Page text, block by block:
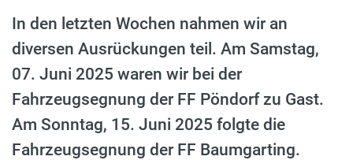
In den letzten Wochen nahmen wir an
diversen Ausrückungen teil. Am Samstag,
07. Juni 2025 waren wir bei der
Fahrzeugsegnung der FF Pöndorf zu Gast.
Am Sonntag, 15. Juni 2025 folgte die
Fahrzeugsegnung der FF Baumgarting.